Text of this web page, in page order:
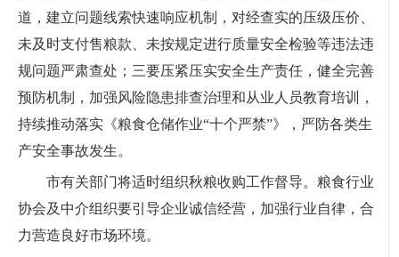
道，建立问题线索快速响应机制，对经查实的压级压价、
未及时支付售粮款、未按规定进行质量安全检验等违法违
规问题严肃查处；三要压紧压实安全生产责任，健全完善
预防机制，加强风险隐患排查治理和从业人员教育培训，
持续推动落实《粮食仓储作业“十个严禁”》，严防各类生
产安全事故发生。
市有关部门将适时组织秋粮收购工作督导。粮食行业
协会及中介组织要引导企业诚信经营，加强行业自律，合
力营造良好市场环境。